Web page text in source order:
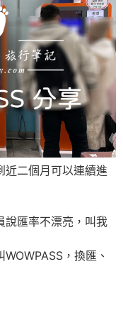
近二個月可以連續進
說匯率不漂亮，叫我
，換匯、